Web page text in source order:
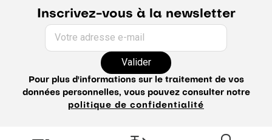
Inscrivez-vous à la newsletter
Votre adresse e-mail
Valider
Pour plus d'informations sur le traitement de vos
données personnelles, vous pouvez consulter notre
politique de confidentialité